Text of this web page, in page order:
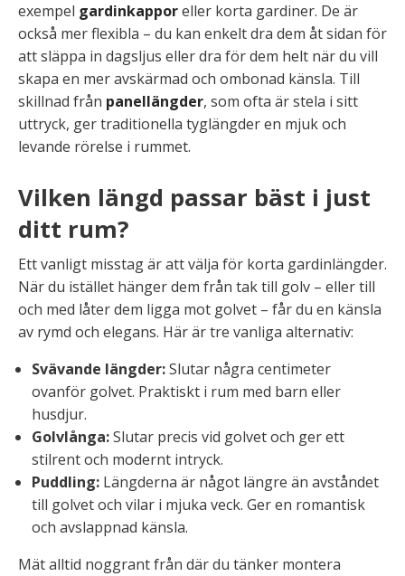
exempel gardinkapporeller korta gardiner. De är
också mer flexibla – du kan enkelt dra dem åt sidan för
att släppa in dagsljus eller dra för dem helt när du vill
skapa en mer avskärmad och ombonad känsla. Till
skillnad från panellängder, som ofta är stela i sitt
uttryck, ger traditionella tyglängder en mjuk och
levande rörelse i rummet.
Vilken längd passar bäst i just
ditt rum?
Ett vanligt misstag är att välja för korta gardinlängder.
När du istället hänger dem från tak till golv – eller till
och med låter dem ligga mot golvet – får du en känsla
av rymd och elegans. Här är tre vanliga alternativ:
Svävande längder:Slutar några centimeter
ovanför golvet. Praktiskt i rum med barn eller
husdjur.
Golvlånga:Slutar precis vid golvet och ger ett
stilrent och modernt intryck.
Puddling: Längderna är något längre än avståndet
till golvet och vilar i mjuka veck. Ger en romantisk
och avslappnad känsla.
Mät alltid noggrant från där du tänker montera